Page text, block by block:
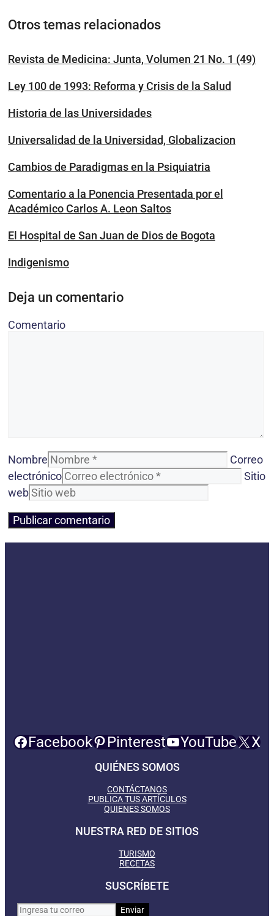
Otros temas relacionados
Revista de Medicina: Junta, Volumen 21 No. 1 (49)
Ley 100 de 1993: Reforma y Crisis de la Salud
Historia de las Universidades
Universalidad de la Universidad, Globalizacion
Cambios de Paradigmas en la Psiquiatria
Comentario a la Ponencia Presentada por el
Académico Carlos A. Leon Saltos
El Hospital de San Juan de Dios de Bogota
Indigenismo
Deja un comentario
Comentario
Nombre
Correo
electrónico
Sitio
web
Facebook Pinterest YouTube X
QUIÉNES SOMOS
CONTÁCTANOS
PUBLICA TUS ARTÍCULOS
QUIENES SOMOS
NUESTRA RED DE SITIOS
TURISMO
RECETAS
SUSCRÍBETE